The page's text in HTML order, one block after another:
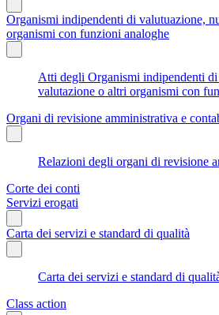
Organismi indipendenti di valutuazione,
organismi con funzioni analoghe
Atti degli Organismi indipendenti
valutazione o altri organismi con
Organi di revisione amministrativa e
Relazioni degli organi di revisione
Corte dei conti
Servizi erogati
Carta dei servizi e standard di qualità
Carta dei servizi e standard di
Class action